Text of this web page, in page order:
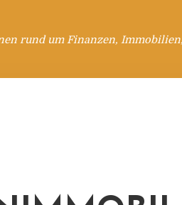
rund um Finanzen,